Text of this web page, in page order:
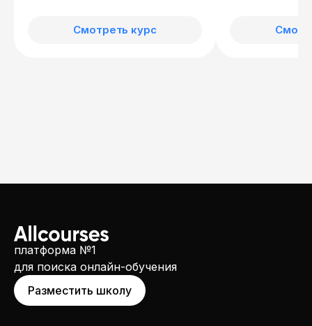
Смотреть курс
платформа №1
для поиска онлайн-обучения
Разместить школу